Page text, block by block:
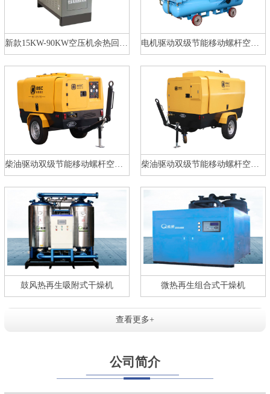
电机驱动双级节能移动螺杆空压机…
柴油驱动双级节能移动螺杆空压机… 柴油驱动双级节能移动螺杆空压机…
鼓风热再生吸附式干燥机 微热再生组合式干燥机
查看更多+
公司简介